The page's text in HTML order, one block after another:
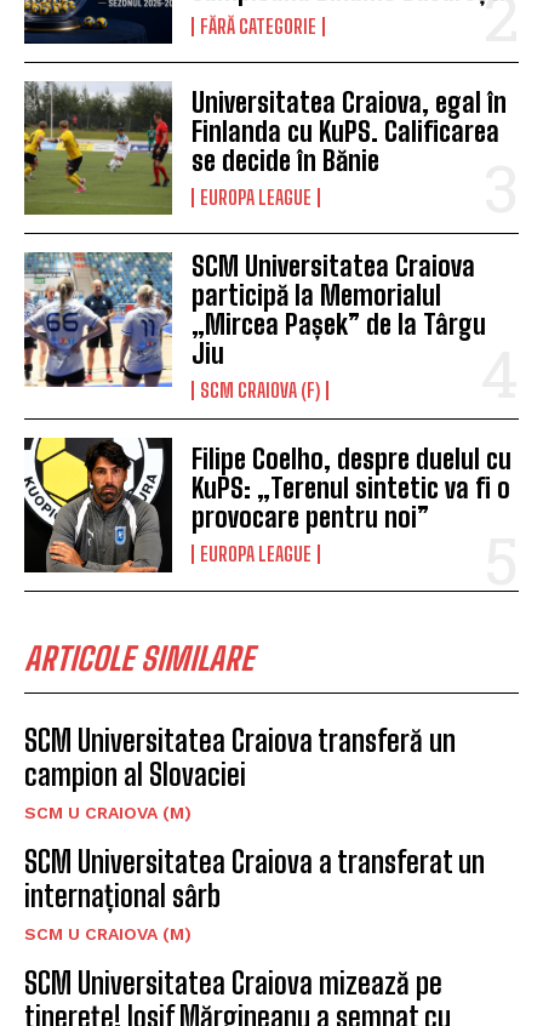
FĂRĂ CATEGORIE
Universitatea Craiova, egal în
Finlanda cu KuPS. Calificarea
se decide în Bănie
EUROPA LEAGUE
SCM Universitatea Craiova
participă la Memorialul
„Mircea Pașek” de la Târgu
Jiu
SCM CRAIOVA (F)
Filipe Coelho, despre duelul cu
KuPS: „Terenul sintetic va fi o
provocare pentru noi”
EUROPA LEAGUE
ARTICOLE SIMILARE
SCM Universitatea Craiova transferă un
campion al Slovaciei
SCM U CRAIOVA (M)
SCM Universitatea Craiova a transferat un
internațional sârb
SCM U CRAIOVA (M)
SCM Universitatea Craiova mizează pe
tinerețe! Iosif Mărgineanu a semnat cu